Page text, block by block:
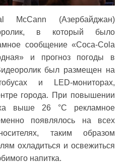
McCann (Азербайджан)
в который было
сообщение «Coca-Cola
и прогноз погоды в
был размещен на
и LED-мониторах,
города. При повышении
выше 26 °C рекламное
появлялось на всех
таким образом
охладиться и освежиться
напитка.